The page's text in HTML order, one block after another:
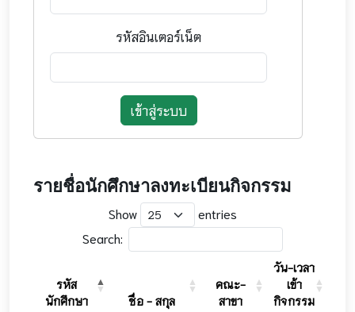
รหัสอินเตอร์เน็ต
เข้าสู่ระบบ
รายชื่อนักศึกษาลงทะเบียนกิจกรรม
Show
entries
Search:
รหัส
นักศึกษา
ชื่อ - สกุล
คณะ-
สาขา
วัน-เวลา
เข้า
กิจกรรม